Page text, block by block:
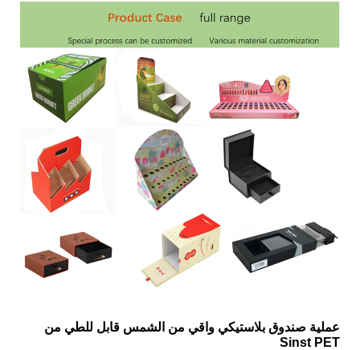
عملية صندوق بلاستيكي واقي من الشمس قابل للطي من
Sinst PET